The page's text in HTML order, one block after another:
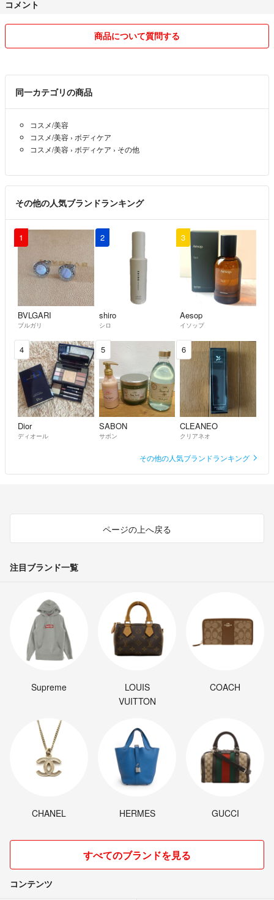
コメント
商品について質問する
同一カテゴリの商品
コスメ/美容
コスメ/美容 › ボディケア
コスメ/美容 › ボディケア › その他
その他の人気ブランドランキング
1
BVLGARI
ブルガリ
2
shiro
シロ
3
Aesop
イソップ
4
Dior
ディオール
5
SABON
サボン
6
CLEANEO
クリアネオ
その他の人気ブランドランキング
ページの上へ戻る
注目ブランド一覧
Supreme
LOUIS
VUITTON
COACH
CHANEL HERMES GUCCI
すべてのブランドを見る
コンテンツ